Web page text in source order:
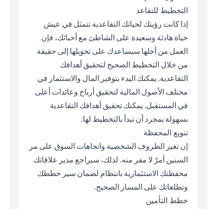
التخطيط للتقاعد
إذا كانت رؤيتك لحياتك التقاعدية تتمثل في عيش
حياة هادئة وسعيدة على الشاطئ مع أحبائك، فإن
العمل من أجلها سيساعدك على تحويلها إلى حقيقة
من خلال التخطيط الصحيح لتحقيق أهدافك
التقاعدية. يمكنك البدء بتوفير المال والاستثمار في
مختلف الأصول المالية لتحقيق أرباح وعائدات أعلى
في المستقبل. يمكنك تحقيق أهدافك التقاعدية
بسهولة بمجرد أن تبدأ بالتخطيط لها.
تنويع المحفظة
إن تغير الظروف الشخصية واتجاهات السوق على مر
السنين أمرٌ لا مفر منه. لذلك، سيراجع مدير علاقاتك
محفظتك الاستثمارية بانتظام لضمان سير خططك
وتطلعاتك على المسار الصحيح.
خطط التأمين